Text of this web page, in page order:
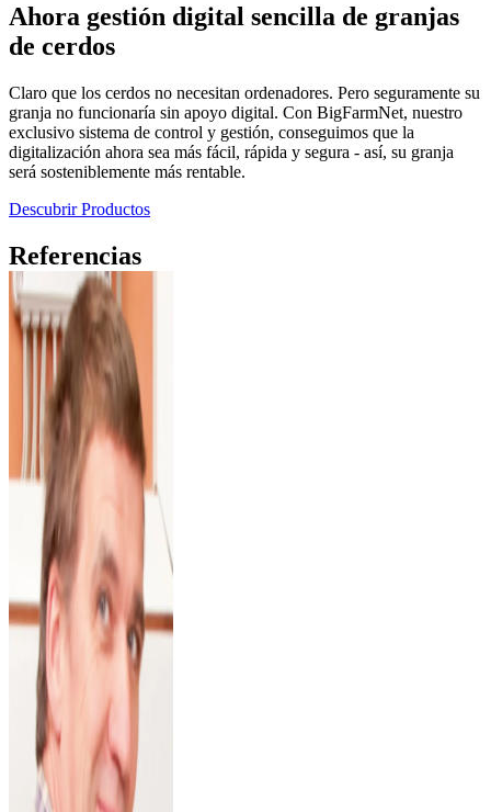
Ahora gestión digital sencilla de granjas
de cerdos
Claro que los cerdos no necesitan ordenadores. Pero seguramente su
granja no funcionaría sin apoyo digital. Con BigFarmNet, nuestro
exclusivo sistema de control y gestión, conseguimos que la
digitalización ahora sea más fácil, rápida y segura - así, su granja
será sosteniblemente más rentable.
Descubrir Productos
Referencias